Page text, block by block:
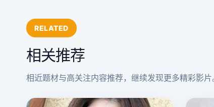
RELATED
相关推荐
相近题材与高关注内容推荐，继续发现更多精彩影片